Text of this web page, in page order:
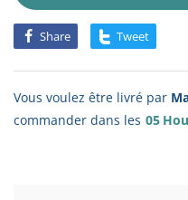
Share Tweet
Vous voulez être livré par
commander dans les 05